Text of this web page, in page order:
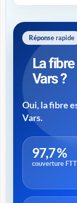
Réponse rapide
La
Vars ?
Oui, la fibre
Vars.
97,7 %
couverture